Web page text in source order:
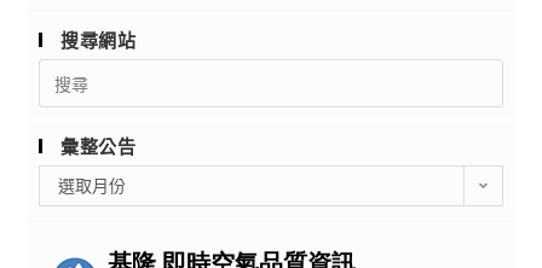
搜尋網站
Search
for:
彙整公告
整
選取月份